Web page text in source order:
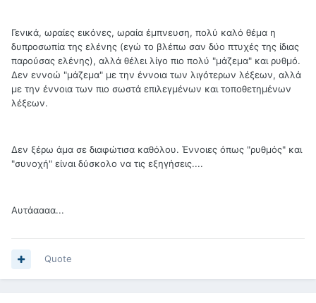
Γενικά, ωραίες εικόνες, ωραία έμπνευση, πολύ καλό θέμα η
δυπροσωπία της ελένης (εγώ το βλέπω σαν δύο πτυχές της ίδιας
παρούσας ελένης), αλλά θέλει λίγο πιο πολύ "μάζεμα" και ρυθμό.
Δεν εννοώ "μάζεμα" με την έννοια των λιγότερων λέξεων, αλλά
με την έννοια των πιο σωστά επιλεγμένων και τοποθετημένων
λέξεων.
Δεν ξέρω άμα σε διαφώτισα καθόλου. Έννοιες όπως "ρυθμός" και
"συνοχή" είναι δύσκολο να τις εξηγήσεις....
Αυτάαααα...
Quote